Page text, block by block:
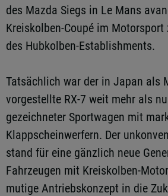
des Mazda Siegs in Le Mans
Kreiskolben-Coupé im
des Hubkolben-Establishments.
Tatsächlich war der in Japan als
vorgestellte RX-7 weit mehr als
gezeichneter Sportwagen mit
Klappscheinwerfern. Der
stand für eine gänzlich neue
Fahrzeugen mit Kreiskolben-
mutige Antriebskonzept in die